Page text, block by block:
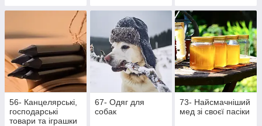
56- Канцелярські,
господарські
товари та іграшки
67- Одяг для
собак
73- Найсмачніший
мед зі своєї пасіки